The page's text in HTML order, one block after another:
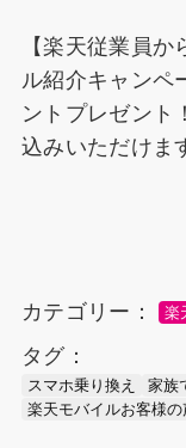
【楽天従業員
ル紹介キャンペ
ントプレゼント
込みいただけま
カテゴリー： 楽
タグ：
スマホ乗り換え 家族
楽天モバイルお客様の